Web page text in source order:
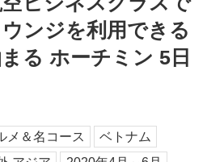
ンジを利用できる
る ホーチミン 5日
メ＆名コース
ベトナム